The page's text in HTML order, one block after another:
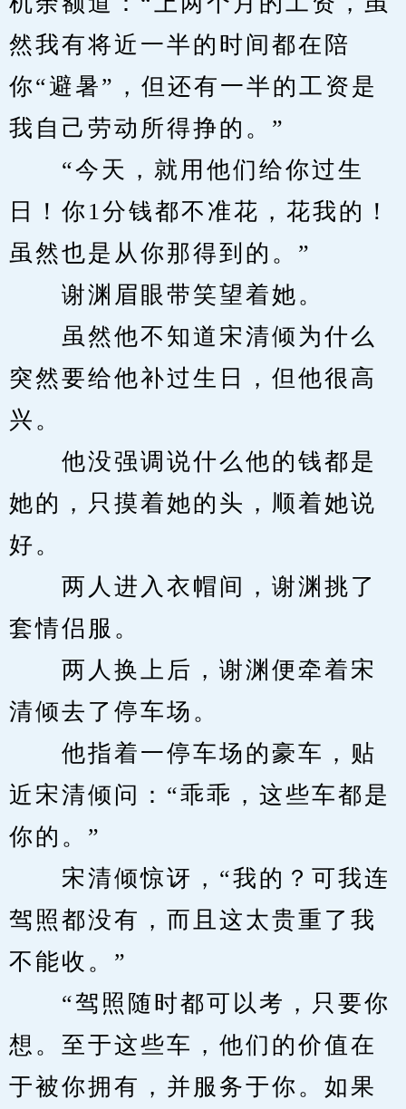
然我有将近一半的时间都在陪
你“避暑”，但还有一半的工资是
我自己劳动所得挣的。”
“今天，就用他们给你过生
日！你1分钱都不准花，花我的！
虽然也是从你那得到的。”
谢渊眉眼带笑望着她。
虽然他不知道宋清倾为什么
突然要给他补过生日，但他很高
兴。
他没强调说什么他的钱都是
她的，只摸着她的头，顺着她说
好。
两人进入衣帽间，谢渊挑了
套情侣服。
两人换上后，谢渊便牵着宋
清倾去了停车场。
他指着一停车场的豪车，贴
近宋清倾问：“乖乖，这些车都是
你的。”
宋清倾惊讶，“我的？可我连
驾照都没有，而且这太贵重了我
不能收。”
“驾照随时都可以考，只要你
想。至于这些车，他们的价值在
于被你拥有，并服务于你。如果